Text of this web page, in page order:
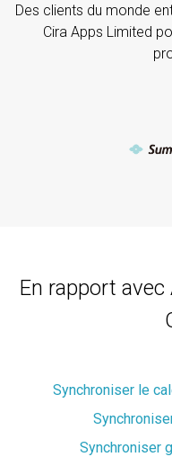
Des clients du monde
Cira Apps Limited
En rapport
Synchroniser le
Synchroniser